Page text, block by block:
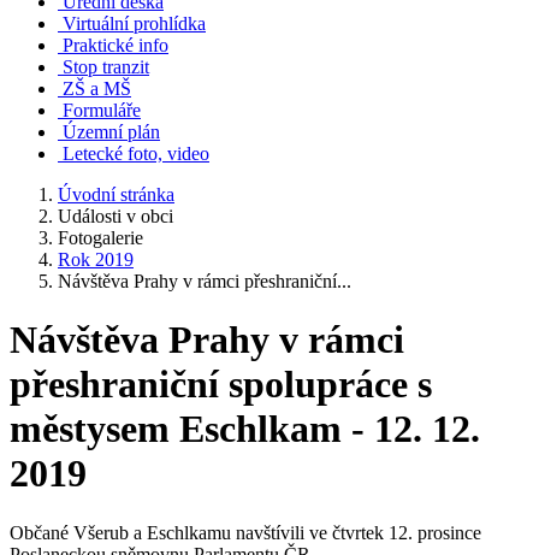
Virtuální prohlídka
Praktické info
Stop tranzit
ZŠ a MŠ
Formuláře
Územní plán
Letecké foto, video
Úvodní stránka
Události v obci
Fotogalerie
Rok 2019
Návštěva Prahy v rámci přeshraniční...
Návštěva Prahy v rámci
přeshraniční spolupráce s
městysem Eschlkam - 12. 12.
2019
Občané Všerub a Eschlkamu navštívili ve čtvrtek 12. prosince